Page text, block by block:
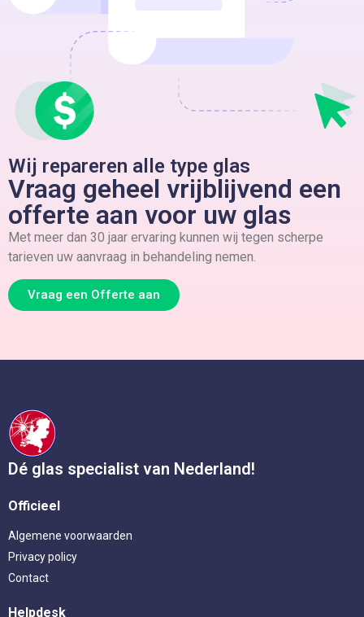
Wij repareren alle type glas
Vraag geheel vrijblijvend een
offerte aan voor uw glas
Met meer dan 30 jaar ervaring kunnen wij tegen scherpe
tarieven uw aanvraag in behandeling nemen.
Vraag een Offerte aan
Dé glas specialist van Nederland!
Officieel
Algemene voorwaarden
Privacy policy
Contact
Helpdesk